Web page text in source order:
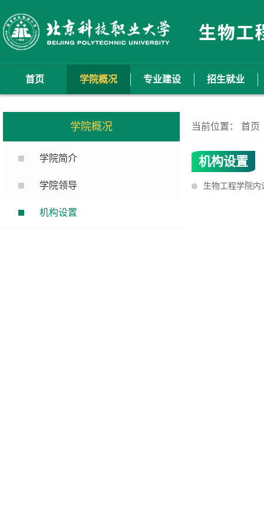
首页 学院概况 专业建设 招生就业
学院概况
学院简介
学院领导
机构设置
当前位置： 首页
机构设置
生物工程学院内